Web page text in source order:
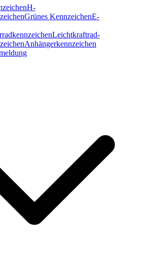
H-
Grünes KennzeichenE-
Leichtkraftrad­
Anhängerkennzeichen